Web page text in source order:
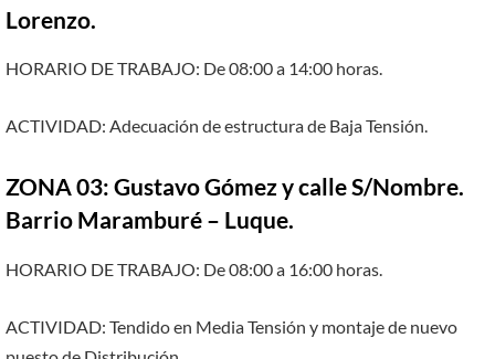
Lorenzo.
HORARIO DE TRABAJO: De 08:00 a 14:00 horas.
ACTIVIDAD: Adecuación de estructura de Baja Tensión.
ZONA 03: Gustavo Gómez y calle S/Nombre.
Barrio Maramburé – Luque.
HORARIO DE TRABAJO: De 08:00 a 16:00 horas.
ACTIVIDAD: Tendido en Media Tensión y montaje de nuevo